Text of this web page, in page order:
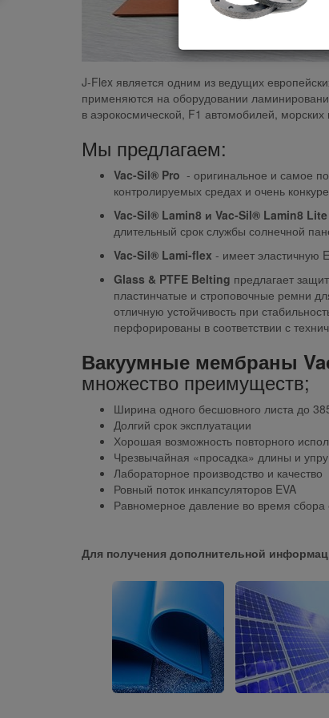
J-Flex является одним из ведущих
применяются на оборудовании
в аэрокосмической, F1 автомобилей, морских
Мы предлагаем:
Vac-Sil® Pro - оригинальное и самое
контролируемых средах и очень
Vac-Sil® Lamin8 и Vac-Sil® Lamin8 Lite
длительный срок службы солнечной
Vac-Sil® Lami-flex - имеет эластичную
Glass & PTFE Belting предлагает
пластинчатые и строповочные ремни
отличную устойчивость при
перфорированы в соответствии с
Вакуумные мембраны
множество преимуществ;
Ширина одного бесшовного листа до
Долгий срок эксплуатации
Хорошая возможность повторного
Чрезвычайная «просадка» длины и
Лабораторное производство и качество
Ровный поток инкапсуляторов EVA
Равномерное давление во время сбора
Для получения дополнительной